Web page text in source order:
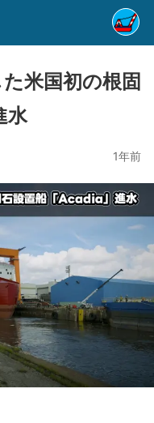
米国初の根固
水
1年前